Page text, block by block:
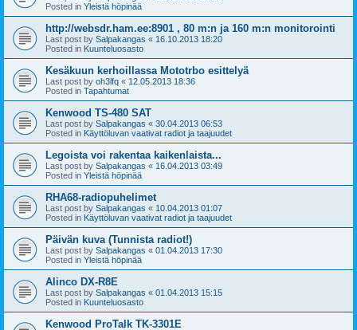
Posted in Yleistä höpinää
http://websdr.ham.ee:8901 , 80 m:n ja 160 m:n monitorointi
Last post by Salpakangas « 16.10.2013 18:20
Posted in Kuunteluosasto
Kesäkuun kerhoillassa Mototrbo esittelyä
Last post by oh3lfq « 12.05.2013 18:36
Posted in Tapahtumat
Kenwood TS-480 SAT
Last post by Salpakangas « 30.04.2013 06:53
Posted in Käyttöluvan vaativat radiot ja taajuudet
Legoista voi rakentaa kaikenlaista...
Last post by Salpakangas « 16.04.2013 03:49
Posted in Yleistä höpinää
RHA68-radiopuhelimet
Last post by Salpakangas « 10.04.2013 01:07
Posted in Käyttöluvan vaativat radiot ja taajuudet
Päivän kuva (Tunnista radiot!)
Last post by Salpakangas « 01.04.2013 17:30
Posted in Yleistä höpinää
Alinco DX-R8E
Last post by Salpakangas « 01.04.2013 15:15
Posted in Kuunteluosasto
Kenwood ProTalk TK-3301E